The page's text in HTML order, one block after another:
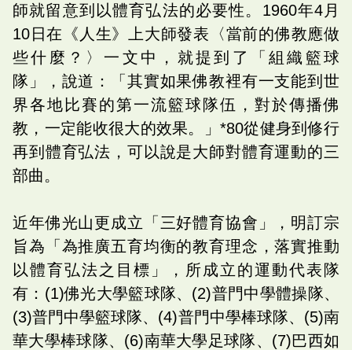
師就留意到以體育弘法的必要性。1960年4月
10日在《人生》上大師發表〈當前的佛教應做
些什麼？〉一文中，就提到了「組織籃球
隊」，說道：「其實如果佛教裡有一支能到世
界各地比賽的第一流籃球隊伍，對於傳播佛
教，一定能收很大的效果。」*80從健身到修行
再到體育弘法，可以說是大師對體育運動的三
部曲。
近年佛光山更成立「三好體育協會」，明訂宗
旨為「為推廣五育均衡的教育理念，落實推動
以體育弘法之目標」，所成立的運動代表隊
有：(1)佛光大學籃球隊、(2)普門中學體操隊、
(3)普門中學籃球隊、(4)普門中學棒球隊、(5)南
華大學棒球隊、(6)南華大學足球隊、(7)巴西如